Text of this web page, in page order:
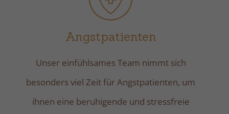
Angstpatienten
Unser einfühlsames Team nimmt sich
besonders viel Zeit für Angstpatienten, um
ihnen eine beruhigende und stressfreie